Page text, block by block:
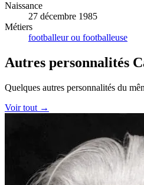
Naissance
27 décembre 1985
Métiers
footballeur ou footballeuse
Autres personnalités
Quelques autres personnalités du
Voir tout →